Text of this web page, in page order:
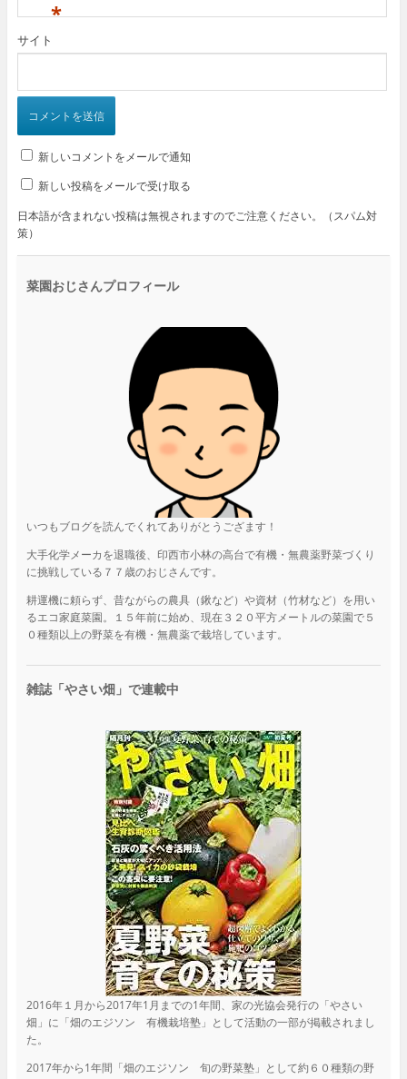
*
サイト
新しいコメントをメールで通知
新しい投稿をメールで受け取る
日本語が含まれない投稿は無視されますのでご注意ください。（スパム対
策）
菜園おじさんプロフィール
いつもブログを読んでくれてありがとうござます！
大手化学メーカを退職後、印西市小林の高台で有機・無農薬野菜づくり
に挑戦している７７歳のおじさんです。
耕運機に頼らず、昔ながらの農具（鍬など）や資材（竹材など）を用い
るエコ家庭菜園。１５年前に始め、現在３２０平方メートルの菜園で５
０種類以上の野菜を有機・無農薬で栽培しています。
雑誌「やさい畑」で連載中
2016年１月から2017年1月までの1年間、家の光協会発行の「やさい
畑」に「畑のエジソン 有機栽培塾」として活動の一部が掲載されまし
た。
2017年から1年間「畑のエジソン 旬の野菜塾」として約６０種類の野